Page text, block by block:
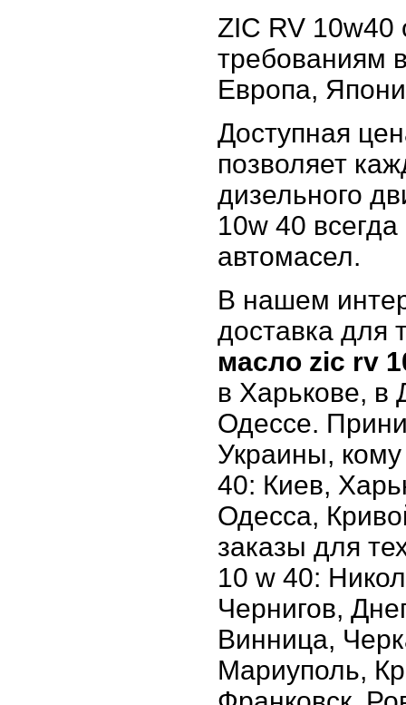
ZIC RV 10w40
требованиям
Европа,
Доступная
позволяет
дизельного
10w 40
автомасел.
В нашем
доставка для
масло zic rv
в Харькове, в
Одессе.
Украины,
40: Киев,
Одесса,
заказы для
10 w 40:
Чернигов,
Винница,
Мариуполь,